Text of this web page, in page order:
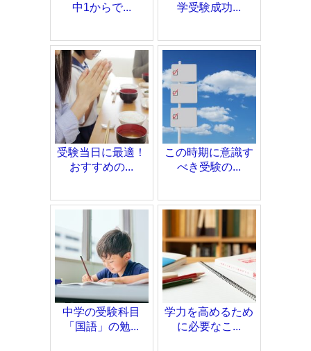
中1からで...
学受験成功...
受験当日に最適！
おすすめの...
この時期に意識す
べき受験の...
中学の受験科目
「国語」の勉...
学力を高めるため
に必要なこ...